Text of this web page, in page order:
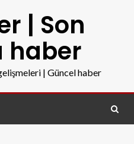
| Son
haber
| Güncel haber